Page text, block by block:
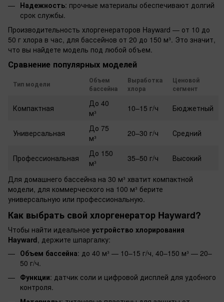
Надежность: прочные материалы обеспечивают долгий
срок службы.
Производительность хлоргенераторов Hayward — от 10 до
50 г хлора в час, для бассейнов от 20 до 150 м³. Это значит,
что вы найдете модель под любой объем.
Сравнение популярных моделей
Тип модели
Объем
бассейна
Выработка
хлора
Ценовой
сегмент
Компактная
До 40
м³
10–15 г/ч Бюджетный
Универсальная
До 75
м³
20–30 г/ч Средний
Профессиональная
До 150
м³
35–50 г/ч Высокий
Для домашнего бассейна на 30 м³ хватит компактной
модели, для коммерческого на 100 м³ берите
универсальную или профессиональную.
Как выбрать свой хлоргенератор Hayward?
Чтобы найти идеальное устройство хлорирования
Hayward, держите шпаргалку:
Объем бассейна: до 40 м³ — 10–15 г/ч, 40–150 м³ — 20–
50 г/ч.
Функции: датчик соли и цифровой дисплей для удобного
контроля.